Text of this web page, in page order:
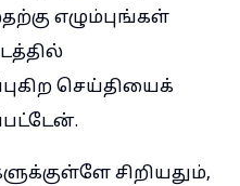
எழும்புங்கள்
செய்தியைக்
சிறியதும்,